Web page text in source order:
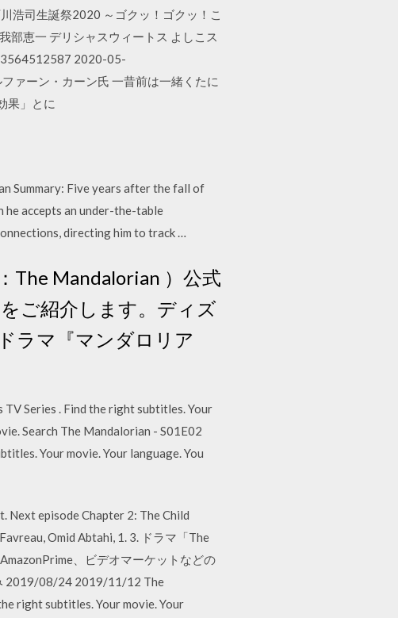
浩司生誕祭2020 ～ゴクッ！ゴクッ！こ
部恵一 デリシャスウィートス よしこス
2020-05-
ーン・カーン氏 一昔前は一緒くたに
果」とに
Summary: Five years after the fall of
he accepts an under-the-table
directing him to track …
The Mandalorian ）公式
ご紹介します。ディズ
ラマ『マンダロリア
Series . Find the right subtitles. Your
Search The Mandalorian - S01E02
Your movie. Your language. You
episode Chapter 2: The Child
Omid Abtahi, 1. 3. ドラマ「The
、ビデオマーケットなどの
2019/08/24 2019/11/12 The
right subtitles. Your movie. Your